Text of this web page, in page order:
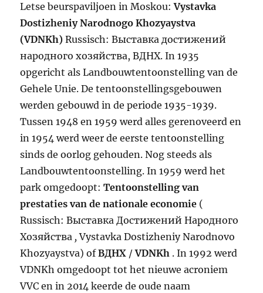
Letse beurspaviljoen in Moskou:Vystavka
Dostizheniy Narodnogo Khozyaystva
(VDNKh) Russisch:Выставка достижений
народного хозяйства, ВДНХ. In 1935
opgericht als Landbouwtentoonstelling van de
Gehele Unie. De tentoonstellingsgebouwen
werden gebouwd in de periode 1935-1939.
Tussen 1948 en 1959 werd alles gerenoveerd en
in 1954 werd weer de eerste tentoonstelling
sinds de oorlog gehouden. Nog steeds als
Landbouwtentoonstelling. In 1959 werd het
park omgedoopt:Tentoonstelling van
prestaties van de nationale economie (
Russisch: Выставка Достижений Народного
Хозяйства ,Vystavka Dostizheniy Narodnovo
Khozyaystva) ofВДНХ /VDNKh . In 1992 werd
VDNKh omgedoopt tot het nieuwe acroniem
VVC en in 2014 keerde de oude naam